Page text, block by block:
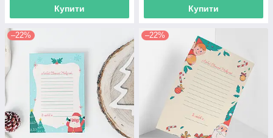
Купити Купити
–22% –22%